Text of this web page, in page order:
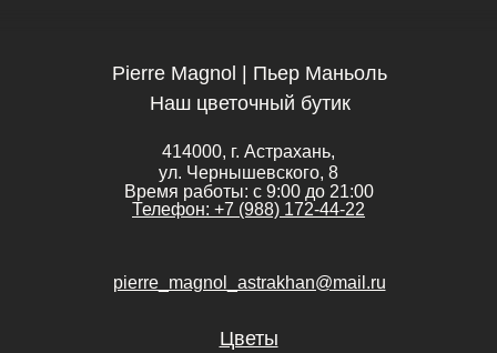
pierre_magnol_astrakhan@mail.ru
414000, г. Астрахань,
ул. Чернышевского, 8
Время работы: с 9:00 до 21:00
Телефон: +7 (988) 172-44-22
Цветы
Pierre Magnol | Пьер Маньоль
Наш цветочный бутик